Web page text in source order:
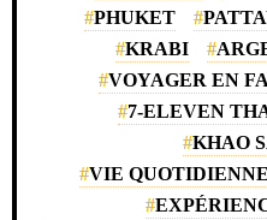
PHUKET
KRABI
VOYAGER EN
7-ELEVEN
KHAO
VIE